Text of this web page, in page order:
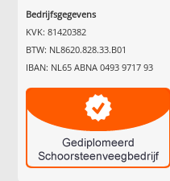
Bedrijfsgegevens
KVK: 81420382
BTW: NL8620.828.33.B01
IBAN: NL65 ABNA 0493 9717 93